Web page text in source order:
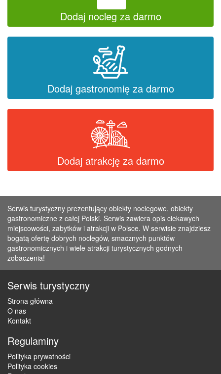
Dodaj nocleg za darmo
Dodaj gastronomię za darmo
Dodaj atrakcję za darmo
Serwis turystyczny prezentujący obiekty noclegowe, obiekty
gastronomiczne z całej Polski. Serwis zawiera opis ciekawych
miejscowości, zabytków i atrakcji w Polsce. W serwisie znajdziesz
bogatą ofertę dobrych noclegów, smacznych punktów
gastronomicznych i wiele atrakcji turystycznych godnych
zobaczenia!
Serwis turystyczny
Strona główna
O nas
Kontakt
Regulaminy
Polityka prywatności
Polityka cookies